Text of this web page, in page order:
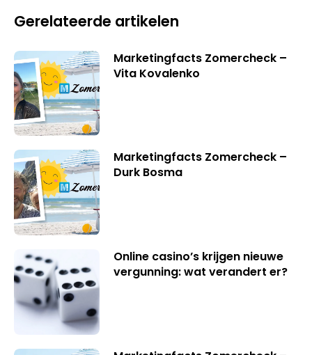
Gerelateerde artikelen
Marketingfacts Zomercheck –
Vita Kovalenko
Marketingfacts Zomercheck –
Durk Bosma
Online casino’s krijgen nieuwe
vergunning: wat verandert er?